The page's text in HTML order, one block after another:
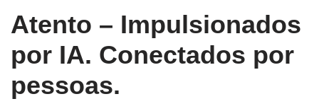
Atento – Impulsionados
por IA. Conectados por
pessoas.